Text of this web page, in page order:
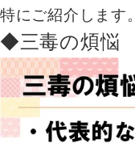
特にご紹介します。
◆三毒の煩悩